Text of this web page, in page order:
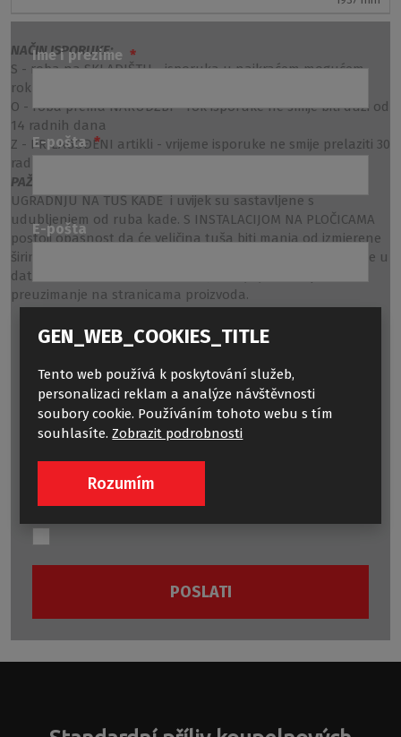
NAČIN ISPORUKE:
S - roba na SKLADIŠTU - isporuka u najkraćem mogućem
roku
O - roba prema NARUDŽBI - rok isporuke ne smije biti duži od
14 radnih dana
Z - PRILAGOĐENI artikli - vrijeme isporuke ne smije prelaziti 30
radnih dana
PAŽNJA:
UGRADNJU NA TUŠ KADE i uvijek su sastavljene s
udubljenjem od ruba kade. S INSTALACIJOM NA PLOČICAMA
postoji opasnost da će veličina tuša biti manja od izmjerene
širine pločica. Potrebno je slijediti tablice veličine navedene u
datoteci „TEHNIČKE SPECIFIKACIJE“, koja je dostupna za
preuzimanje na stranicama proizvoda.
Ime i prezime *
E-pošta *
E-pošta
Potrebne su stavke označene zvjezdicom (
POSLATI
nije
GEN_WEB_COOKIES_TITLE
Tento web používá k poskytování služeb,
personalizaci reklam a analýze návštěvnosti
soubory cookie. Používáním tohoto webu s tím
souhlasíte.Zobrazit podrobnosti
Rozumím